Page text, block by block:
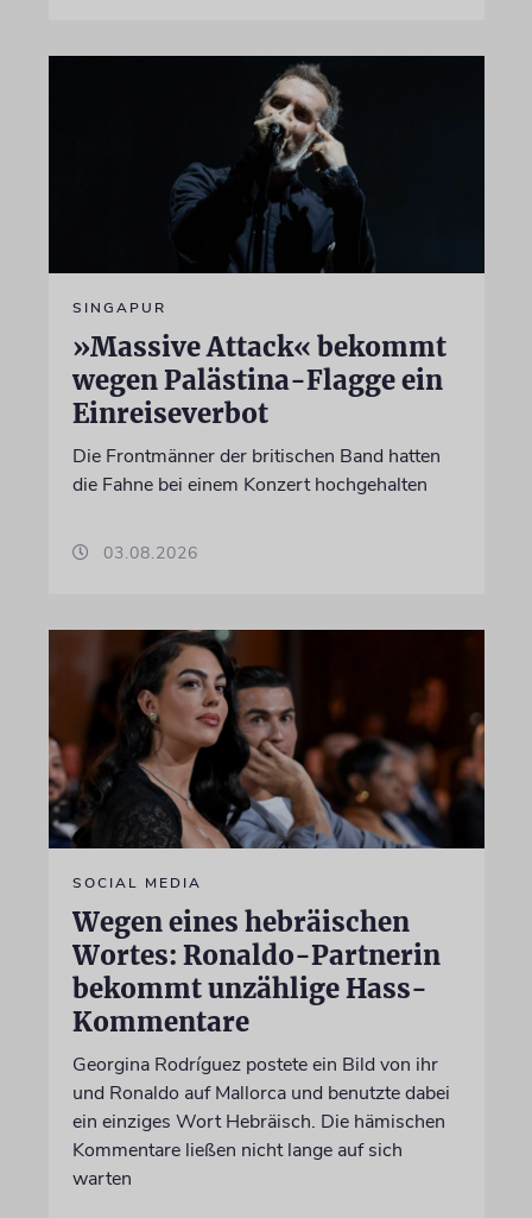
SINGAPUR
»Massive Attack« bekommt
wegen Palästina-Flagge ein
Einreiseverbot
Die Frontmänner der britischen Band hatten
die Fahne bei einem Konzert hochgehalten
03.08.2026
SOCIAL MEDIA
Wegen eines hebräischen
Wortes: Ronaldo-Partnerin
bekommt unzählige Hass-
Kommentare
Georgina Rodríguez postete ein Bild von ihr
und Ronaldo auf Mallorca und benutzte dabei
ein einziges Wort Hebräisch. Die hämischen
Kommentare ließen nicht lange auf sich
warten